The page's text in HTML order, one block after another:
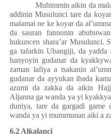
Muhimmin aikin da
addinin Musulunci tare da
malamai ne ke koyar da
da sauran fannonin
hukuncen shara’ar Musulunci.
ga tafarkin Ubangiji, da yadda
hanyoyin gudanar da
zaman lafiya a tsakanin
gudanar da ayyukan ibada
azumi da zakka da aikin
Aljanna ga wanda ya yi
duniya, tare da gargaɗi game
wanda ya yi mummunan aiki a
6.2 Alƙalanci